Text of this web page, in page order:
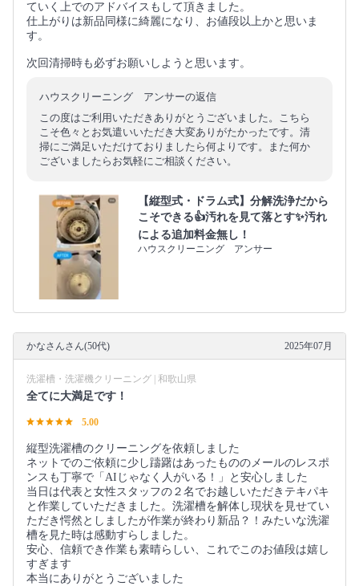
ていく上でのアドバイスもして頂きました。
仕上がりは新品同様に綺麗になり、お値段以上かと思いま
す。
次回清掃時も必ずお願いしようと思います。
ハウスクリーニング アンサーの返信
この度はご利用いただきありがとうございました。こちら
こそ色々とお気遣いいただき大変ありがたかったです。清
掃にご満足いただけておりましたら何よりです。また何か
ございましたらお気軽にご相談ください。
【縦型式・ドラム式】分解洗浄だから
こそできる👍汚れを見て落とす✨汚れ
による追加料金無し！
ハウスクリーニング アンサー
かなさんさん(50代) 2025年07月
洗濯槽・洗濯機クリーニング | 和歌山県
全てに大満足です！
5.00
縦型洗濯槽のクリーニングを依頼しました
ネットでのご依頼に少し躊躇はあったもののメールのレスポ
ンスも丁寧で「AIじゃなく人がいる！」と安心しました
当日は代表と女性スタッフの２名でお越しいただきテキパキ
と作業していただきました。洗濯槽を解体し現状を見せてい
ただき愕然としましたが作業が終わり新品？！みたいな洗濯
槽を見た時は感動すらしました。
安心、信頼でき作業も素晴らしい、これでこのお値段は嬉し
すぎます
本当にありがとうございました